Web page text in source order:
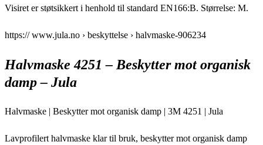
Visiret er støtsikkert i henhold til standard EN166:B. Størrelse: M.
https:// www.jula.no › beskyttelse › halvmaske-906234
Halvmaske 4251 – Beskytter mot organisk
damp – Jula
Halvmaske | Beskytter mot organisk damp | 3M 4251 | Jula
Lavprofilert halvmaske klar til bruk, beskytter mot organisk damp